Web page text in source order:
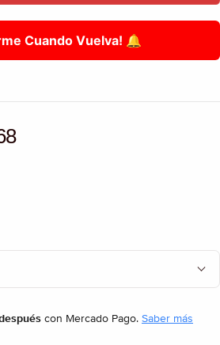
Cuando Vuelva! 🔔
con Mercado Pago. Saber más